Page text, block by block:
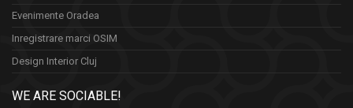
Evenimente Oradea
Inregistrare marci OSIM
Design Interior Cluj
WE ARE SOCIABLE!